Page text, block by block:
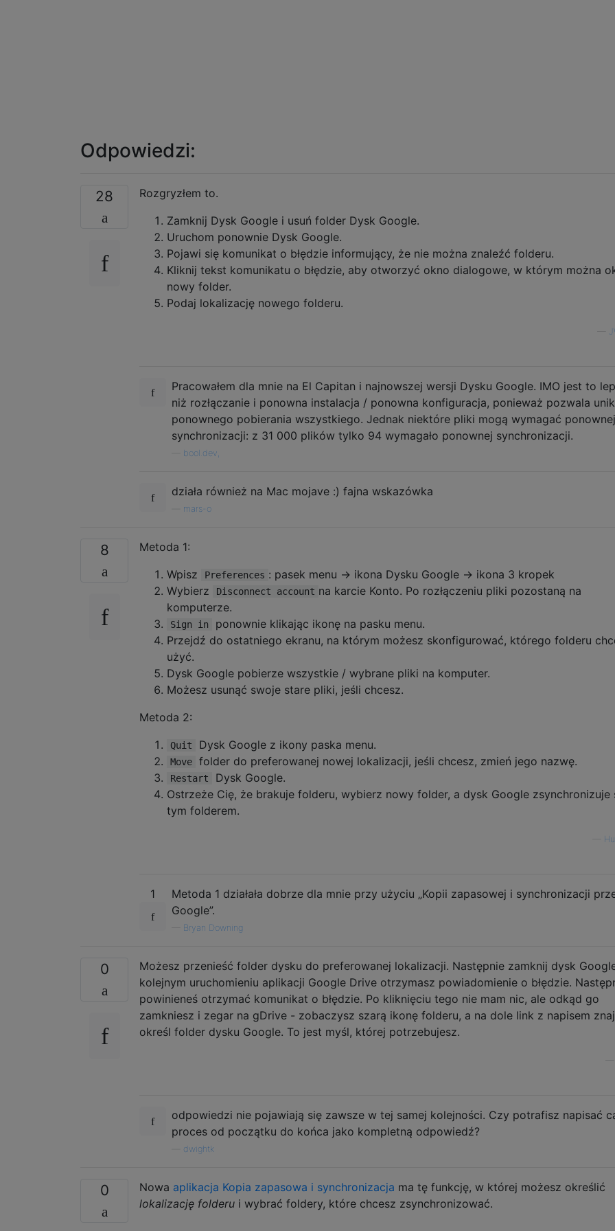
Odpowiedzi:
28
Rozgryzłem to.
Zamknij Dysk Google i usuń folder Dysk Google.
Uruchom ponownie Dysk Google.
Pojawi się komunikat o błędzie informujący, że nie można znaleźć folderu.
Kliknij tekst komunikatu o błędzie, aby otworzyć okno dialogowe, w którym można
nowy folder.
Podaj lokalizację nowego folderu.
Pracowałem dla mnie na El Capitan i najnowszej wersji Dysku Google. IMO jest to
niż rozłączanie i ponowna instalacja / ponowna konfiguracja, ponieważ pozwala
ponownego pobierania wszystkiego. Jednak niektóre pliki mogą wymagać ponownej
synchronizacji: z 31 000 plików tylko 94 wymagało ponownej synchronizacji.
bool.dev,
działa również na Mac mojave :) fajna wskazówka
mars-o
8
Metoda 1:
Wpisz
Preferences : pasek menu -> ikona Dysku Google -> ikona 3 kropek
Wybierz
Disconnect account na karcie Konto. Po rozłączeniu pliki pozostaną na
komputerze.
Sign in
ponownie klikając ikonę na pasku menu.
Przejdź do ostatniego ekranu, na którym możesz skonfigurować, którego folderu
użyć.
Dysk Google pobierze wszystkie / wybrane pliki na komputer.
Możesz usunąć swoje stare pliki, jeśli chcesz.
Metoda 2:
Quit Dysk Google z ikony paska menu.
Move folder do preferowanej nowej lokalizacji, jeśli chcesz, zmień jego nazwę.
Restart
Dysk Google.
Ostrzeże Cię, że brakuje folderu, wybierz nowy folder, a dysk Google zsynchronizuje
tym folderem.
1
Metoda 1 działała dobrze dla mnie przy użyciu „Kopii zapasowej i synchronizacji
Google”.
Bryan Downing
0
Możesz przenieść folder dysku do preferowanej lokalizacji. Następnie zamknij dysk
kolejnym uruchomieniu aplikacji Google Drive otrzymasz powiadomienie o błędzie.
powinieneś otrzymać komunikat o błędzie. Po kliknięciu tego nie mam nic, ale odkąd go
zamkniesz i zegar na gDrive - zobaczysz szarą ikonę folderu, a na dole link z napisem
określ folder dysku Google. To jest myśl, której potrzebujesz.
odpowiedzi nie pojawiają się zawsze w tej samej kolejności. Czy potrafisz napisać
proces od początku do końca jako kompletną odpowiedź?
dwightk
0 Nowa aplikacja Kopia zapasowa i synchronizacja ma tę funkcję, w której możesz określić
lokalizację folderu i wybrać foldery, które chcesz zsynchronizować.